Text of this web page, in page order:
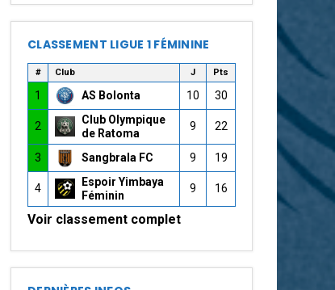
CLASSEMENT LIGUE 1 FÉMININE
# Club J Pts
1 AS Bolonta 10 30
2
Club Olympique
de Ratoma
9 22
3 Sangbrala FC 9 19
4
Espoir Yimbaya
Féminin
9 16
Voir classement complet